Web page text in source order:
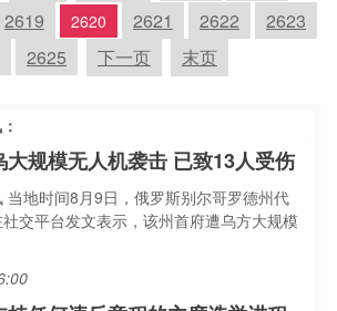
2619 2620 2621 2622
2623
2625 下一页 末页
规模无人机袭击 已致13人受伤
当地时间8月9日，俄罗斯别尔哥罗德州代
交平台发文表示，该州首府遭乌方大规模